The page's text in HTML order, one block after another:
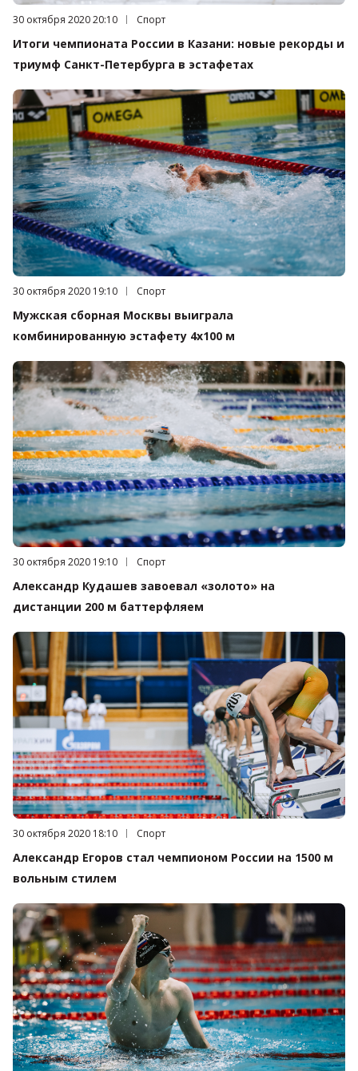
Дата публикации:
30 октября 2020 20:10 Категория:
Спорт
Итоги чемпионата России в Казани: новые рекорды и
триумф Санкт-Петербурга в эстафетах
Дата публикации:
30 октября 2020 19:10 Категория:
Спорт
Мужская сборная Москвы выиграла
комбинированную эстафету 4х100 м
Дата публикации:
30 октября 2020 19:10 Категория:
Спорт
Александр Кудашев завоевал «золото» на
дистанции 200 м баттерфляем
Дата публикации:
30 октября 2020 18:10 Категория:
Спорт
Александр Егоров стал чемпионом России на 1500 м
вольным стилем